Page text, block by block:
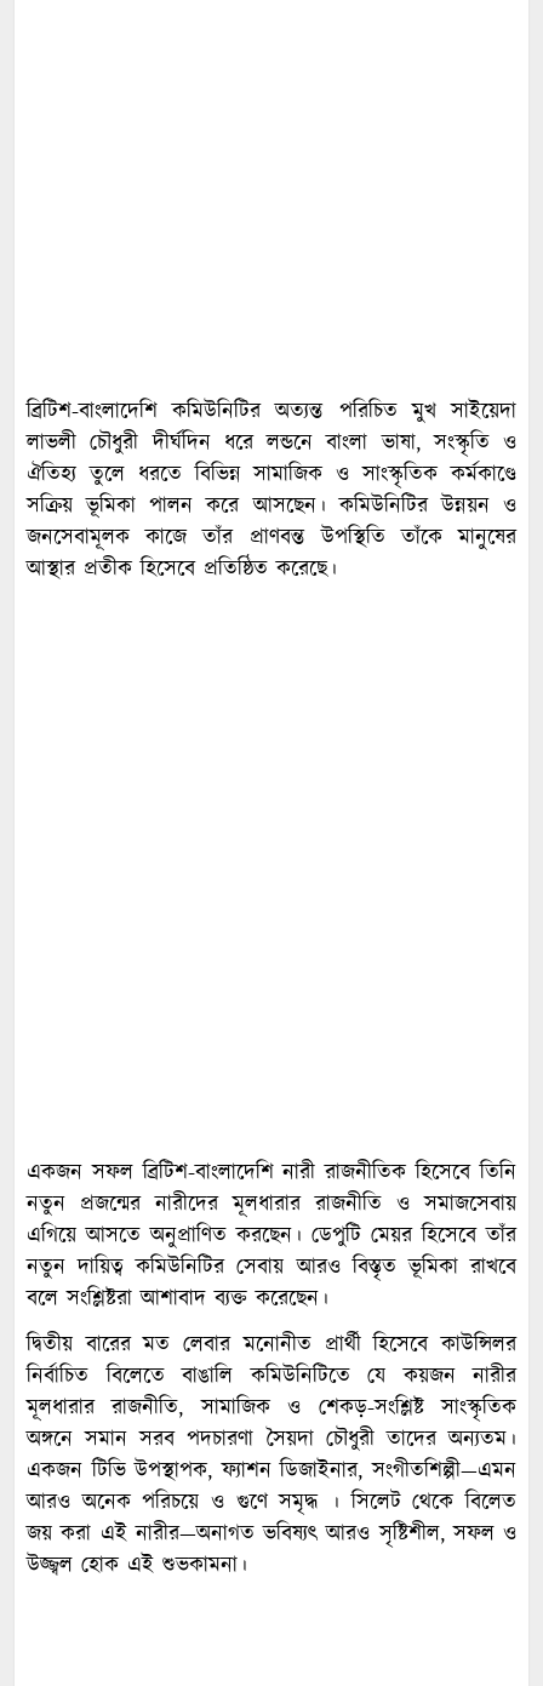
ব্রিটিশ-বাংলাদেশি কমিউনিটির অত্যন্ত পরিচিত মুখ সাইয়েদা
লাভলী চৌধুরী দীর্ঘদিন ধরে লন্ডনে বাংলা ভাষা, সংস্কৃতি ও
ঐতিহ্য তুলে ধরতে বিভিন্ন সামাজিক ও সাংস্কৃতিক কর্মকাণ্ডে
সক্রিয় ভূমিকা পালন করে আসছেন। কমিউনিটির উন্নয়ন ও
জনসেবামূলক কাজে তাঁর প্রাণবন্ত উপস্থিতি তাঁকে মানুষের
আস্থার প্রতীক হিসেবে প্রতিষ্ঠিত করেছে।
একজন সফল ব্রিটিশ-বাংলাদেশি নারী রাজনীতিক হিসেবে তিনি
নতুন প্রজন্মের নারীদের মূলধারার রাজনীতি ও সমাজসেবায়
এগিয়ে আসতে অনুপ্রাণিত করছেন। ডেপুটি মেয়র হিসেবে তাঁর
নতুন দায়িত্ব কমিউনিটির সেবায় আরও বিস্তৃত ভূমিকা রাখবে
বলে সংশ্লিষ্টরা আশাবাদ ব্যক্ত করেছেন।
দ্বিতীয় বারের মত লেবার মনোনীত প্রার্থী হিসেবে কাউন্সিলর
নির্বাচিত বিলেতে বাঙালি কমিউনিটিতে যে কয়জন নারীর
মূলধারার রাজনীতি, সামাজিক ও শেকড়-সংশ্লিষ্ট সাংস্কৃতিক
অঙ্গনে সমান সরব পদচারণা সৈয়দা চৌধুরী তাদের অন্যতম।
একজন টিভি উপস্থাপক, ফ‍্যাশন ডিজাইনার, সংগীতশিল্পী—এমন
আরও অনেক পরিচয়ে ও গুণে সমৃদ্ধ । সিলেট থেকে বিলেত
জয় করা এই নারীর—অনাগত ভবিষ্যৎ আরও সৃষ্টিশীল, সফল ও
উজ্জ্বল হোক এই শুভকামনা।